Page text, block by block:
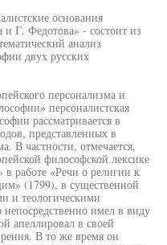
основания
Г. Федотова» - состоит из
анализ
двух русских
персонализма и
персоналистская
рассматривается в
представленных в
В частности, отмечается,
философской лексике
в работе «Речи о религии к
(1799), в существенной
и теологическими
имел в виду
апеллировал в своей
В то же время он